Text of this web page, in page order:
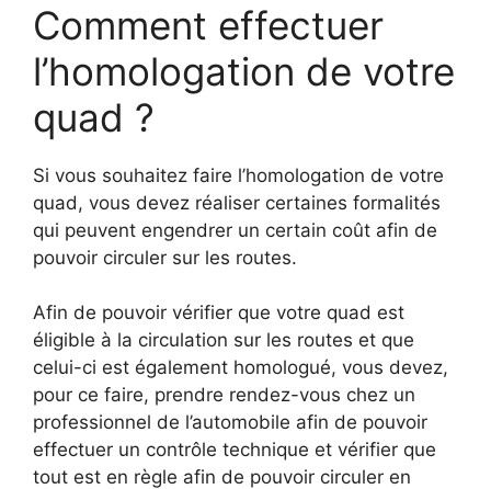
Comment effectuer
l’homologation de votre
quad ?
Si vous souhaitez faire l’homologation de votre
quad, vous devez réaliser certaines formalités
qui peuvent engendrer un certain coût afin de
pouvoir circuler sur les routes.
Afin de pouvoir vérifier que votre quad est
éligible à la circulation sur les routes et que
celui-ci est également homologué, vous devez,
pour ce faire, prendre rendez-vous chez un
professionnel de l’automobile afin de pouvoir
effectuer un contrôle technique et vérifier que
tout est en règle afin de pouvoir circuler en